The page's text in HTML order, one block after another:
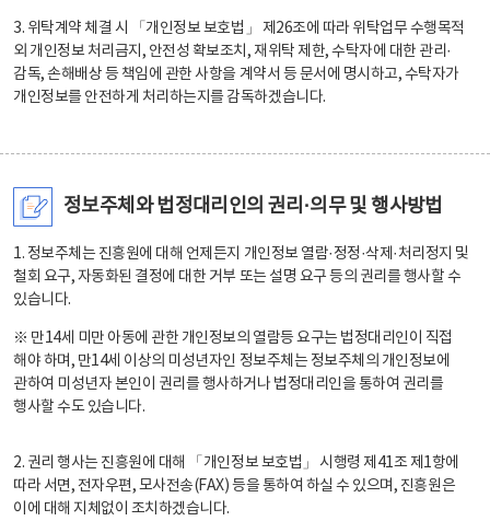
3. 위탁계약 체결 시 「개인정보 보호법」 제26조에 따라 위탁업무 수행목적
외 개인정보 처리금지, 안전성 확보조치, 재위탁 제한, 수탁자에 대한 관리·
감독, 손해배상 등 책임에 관한 사항을 계약서 등 문서에 명시하고, 수탁자가
개인정보를 안전하게 처리하는지를 감독하겠습니다.
정보주체와 법정대리인의 권리·의무 및 행사방법
1. 정보주체는 진흥원에 대해 언제든지 개인정보 열람·정정·삭제·처리정지 및
철회 요구, 자동화된 결정에 대한 거부 또는 설명 요구 등의 권리를 행사할 수
있습니다.
※ 만14세 미만 아동에 관한 개인정보의 열람등 요구는 법정대리인이 직접
해야 하며, 만14세 이상의 미성년자인 정보주체는 정보주체의 개인정보에
관하여 미성년자 본인이 권리를 행사하거나 법정대리인을 통하여 권리를
행사할 수도 있습니다.
2. 권리 행사는 진흥원에 대해 「개인정보 보호법」 시행령 제41조 제1항에
따라 서면, 전자우편, 모사전송(FAX) 등을 통하여 하실 수 있으며, 진흥원은
이에 대해 지체없이 조치하겠습니다.